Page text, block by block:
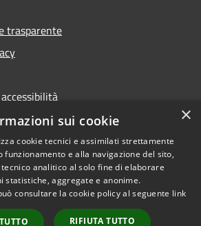
trasparente
Copyright © 2026 • Comune di
Casperia • Powered by
Municipium•Accesso
redazione
×
sui cookie
cookie tecnici e assimilati strettamente
funzionamento e alla navigazione del sito,
analitico al solo fine di elaborare
statistiche, aggregate e anonime.
consultare la cookie policy al seguente link
RIFIUTA TUTTO